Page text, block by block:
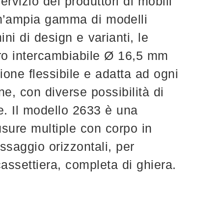
gamma di modelli
di design e varianti, le
intercambiabile Ø 16,5 mm
flessibile e adatta ad ogni
con diverse possibilità di
Il modello 2633 è una
multiple con corpo in
orizzontali, per
completa di ghiera.